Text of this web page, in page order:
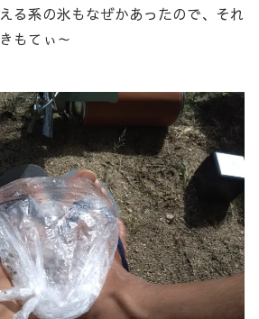
る系の氷もなぜかあったので、それ
もてぃ～